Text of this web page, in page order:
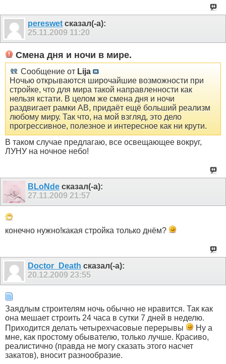
pereswet сказал(-а):
25.11.2009 11:20
Смена дня и ночи в мире.
Сообщение от Lija
Ночью открываются широчайшие возможности при
стройке, что для мира такой направленности как
нельзя кстати. В целом же смена дня и ночи
раздвигает рамки АВ, придаёт ещё больший реализм
любому миру. Так что, на мой взгляд, это дело
прогрессивное, полезное и интересное как ни крути.
В таком случае предлагаю, все освещающее вокруг,
ЛУНУ на ночное небо!
BLoNde сказал(-а):
27.11.2009 21:57
конечно нужно!какая стройка только днём?
Doctor_Death сказал(-а):
20.12.2009 23:55
Заядлым строителям ночь обычно не нравится. Так как
она мешает строить 24 часа в сутки 7 дней в неделю.
Приходится делать четырехчасовые перерывы
Ну а
мне, как простому обывателю, только лучше. Красиво,
реалистично (правда не могу сказать этого насчет
закатов), вносит разнообразие.